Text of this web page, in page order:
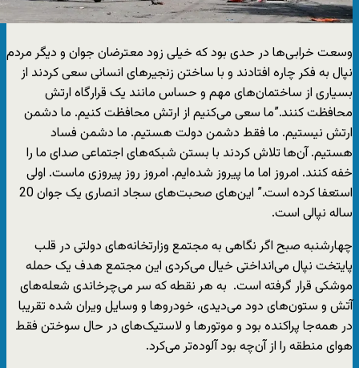
وسعت خرابی‌ها در حدی بود که خیلی زود معترضان جوان و دیگر مردم
نپال به فکر چاره افتادند و با ساختن زنجیرهای انسانی سعی کردند از
بسیاری از ساختمان‌های مهم و حساس مانند یک قرارگاه ارتش
محافظت کنند.”ما سعی می‌کنیم از ارتش محافظت کنیم. ما دشمن
ارتش نیستیم. ما فقط دشمن دولت هستیم. ما دشمن فساد
هستیم. آن‌ها تلاش کردند با بستن شبکه‌های اجتماعی صدای ما را
خفه کنند. امروز اما ما پیروز شده‌ایم. امروز روز پیروزی ماست. اولی
استعفا کرده است.” این‌های صحبت‌های سجاد انصاری یک جوان 20
ساله نپالی است.
چهارشنبه صبح اگر نگاهی به مجتمع وزارتخانه‌های دولتی در قلب
پایتخت نپال می‌انداختی خیال می‌کردی این مجتمع هدف یک حمله
موشکی قرار گرفته است. به هر نقطه که سر می‌چرخاندی شعله‌های
آتش و ستون‌های دود می‌دیدی، خودروها و وسایل ویران شده تقریبا
در همه‌جا پراکنده بود و موتورها و لاستیک‌های در حال سوختن فقط
هوای منطقه را از آن‌چه بود آلوده‌تر می‌کرد.